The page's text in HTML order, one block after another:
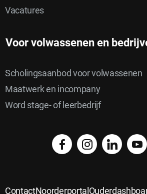
Vacatures
Voor volwassenen en
Scholingsaanbod voor volwassenen
Maatwerk en incompany
Word stage- of leerbedrijf
facebookinstagramlinkedin
ContactNoorderportal